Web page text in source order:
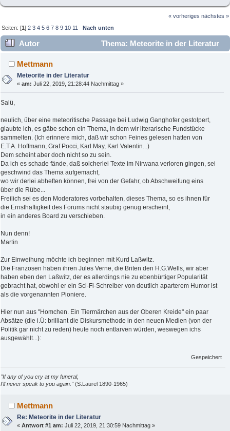
« vorheriges nächstes »
Seiten: [1]2 3 4 5 6 7 8 9 10 11 Nach unten
Autor
Thema: Meteorite in der Literatur
(Gelesen 43461 mal)
Mettmann
Meteorite in der Literatur
«am: Juli 22, 2019, 21:28:44 Nachmittag »
Salü,
neulich, über eine meteoritische Passage bei Ludwig Ganghofer gestolpert,
glaubte ich, es gäbe schon ein Thema, in dem wir literarische Fundstücke
sammelten. (Ich erinnere mich, daß wir schon Feines gelesen hatten von
E.T.A. Hoffmann, Graf Pocci, Karl May, Karl Valentin...)
Dem scheint aber doch nicht so zu sein.
Da ich es schade fände, daß solcherlei Texte im Nirwana verloren gingen, sei
geschwind das Thema aufgemacht,
wo wir derlei abheften können, frei von der Gefahr, ob Abschweifung eins
über die Rübe...
Freilich sei es den Moderatores vorbehalten, dieses Thema, so es ihnen für
die Ernsthaftigkeit des Forums nicht staubig genug erscheint,
in ein anderes Board zu verschieben.
Nun denn!
Martin
Zur Einweihung möchte ich beginnen mit Kurd Laßwitz.
Die Franzosen haben ihren Jules Verne, die Briten den H.G.Wells, wir aber
haben eben den Laßwitz, der es allerdings nie zu ebenbürtiger Popularität
gebracht hat, obwohl er ein Sci-Fi-Schreiber von deutlich aparterem Humor ist
als die vorgenannten Pioniere.
Hier nun aus "Homchen. Ein Tiermärchen aus der Oberen Kreide" ein paar
Absätze (die i.Ü: brilliant die Diskursmethode in den neuen Medien (von der
Politik gar nicht zu reden) heute noch entlarven würden, weswegen ichs
ausgewählt...):
Gespeichert
"If any of you cry at my funeral,
I'll never speak to you again."(S.Laurel 1890-1965)
Mettmann
Re: Meteorite in der Literatur
«Antwort #1 am: Juli 22, 2019, 21:30:59 Nachmittag »